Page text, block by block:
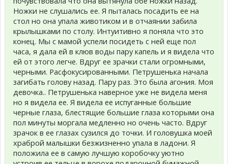
Ножки не слушались ее. Я пыталась посадить ее на
стол но она упала животиком и в отчаянии забила
крылышками по столу. Интуитивно я поняла что это
конец. Мы с мамой успели посидеть с ней еще пол
часа, я дала ей в клюв воды пару капель и я видела что
ей от этого легче. Вдруг ее зрачки стали огромными,
черными. Расфокусированными. Петрушенька начала
загибать голову назад. Пару раз. Это была агония. Моя
девочка.. Петрушенька наверное уже не видела меня
но я видела ее. Я видела ее испуганные большие
черные глаза, блестящие большие глаза которыми она
пол минуты моргала медленно но очень часто. Вдруг
зрачок в ее глазах сузился до точки. И головушка моей
храброй малышки безжизненно упала в ладони. Я
положила ее в самую лучшую коробочку уютно